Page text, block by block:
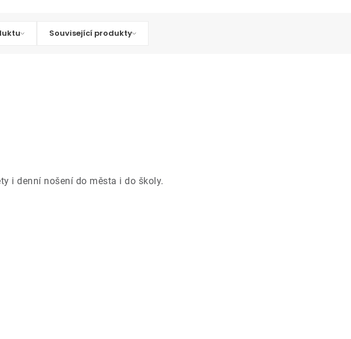
Související produkty
i denní nošení do města i do školy.